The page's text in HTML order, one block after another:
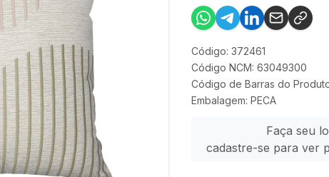
Código: 372461
Código NCM: 63049300
Código de Barras do
Embalagem: PECA
Faça seu
cadastre-se para ver